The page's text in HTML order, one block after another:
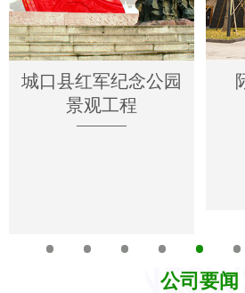
城口县红军纪念公园
景观工程
公司要闻